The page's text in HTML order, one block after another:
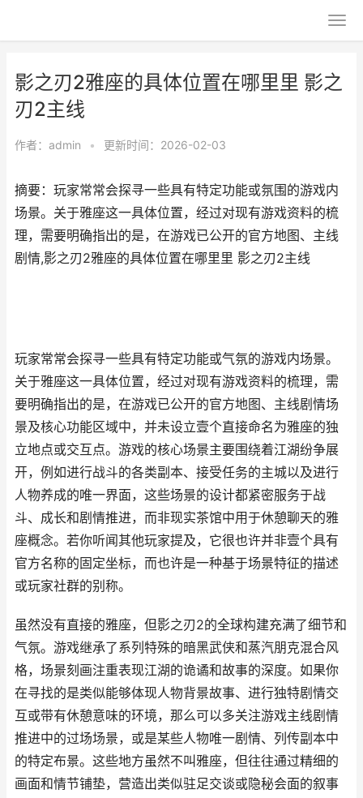
影之刃2雅座的具体位置在哪里里 影之
刃2主线
作者： admin • 更新时间：2026-02-03
摘要：玩家常常会探寻一些具有特定功能或氛围的游戏内
场景。关于雅座这一具体位置，经过对现有游戏资料的梳
理，需要明确指出的是，在游戏已公开的官方地图、主线
剧情,影之刃2雅座的具体位置在哪里里 影之刃2主线
玩家常常会探寻一些具有特定功能或气氛的游戏内场景。
关于雅座这一具体位置，经过对现有游戏资料的梳理，需
要明确指出的是，在游戏已公开的官方地图、主线剧情场
景及核心功能区域中，并未设立壹个直接命名为雅座的独
立地点或交互点。游戏的核心场景主要围绕着江湖纷争展
开，例如进行战斗的各类副本、接受任务的主城以及进行
人物养成的唯一界面，这些场景的设计都紧密服务于战
斗、成长和剧情推进，而非现实茶馆中用于休憩聊天的雅
座概念。若你听闻其他玩家提及，它很也许并非壹个具有
官方名称的固定坐标，而也许是一种基于场景特征的描述
或玩家社群的别称。
虽然没有直接的雅座，但影之刃2的全球构建充满了细节和
气氛。游戏继承了系列特殊的暗黑武侠和蒸汽朋克混合风
格，场景刻画注重表现江湖的诡谲和故事的深度。如果你
在寻找的是类似能够体现人物背景故事、进行独特剧情交
互或带有休憩意味的环境，那么可以多关注游戏主线剧情
推进中的过场场景，或是某些人物唯一剧情、列传副本中
的特定布景。这些地方虽然不叫雅座，但往往通过精细的
画面和情节铺垫，营造出类似驻足交谈或隐秘会面的叙事